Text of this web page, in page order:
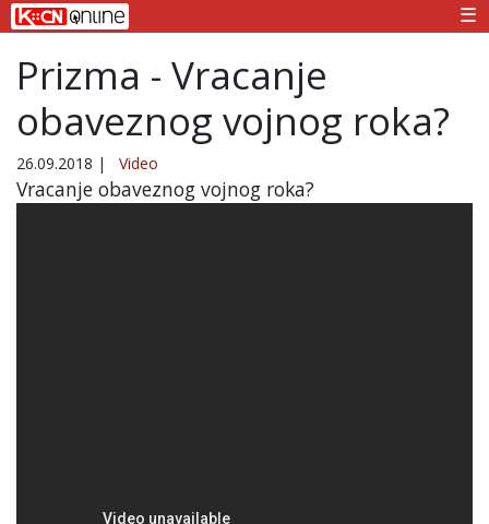
☰
Prizma - Vracanje
obaveznog vojnog roka?
26.09.2018 | Video
Vracanje obaveznog vojnog roka?